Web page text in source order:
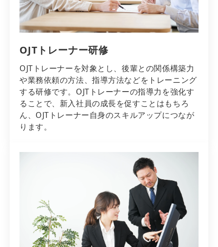
OJTトレーナー研修
OJTトレーナーを対象とし、後輩との関係構築力
や業務依頼の方法、指導方法などをトレーニング
する研修です。OJTトレーナーの指導力を強化す
ることで、新入社員の成長を促すことはもちろ
ん、OJTトレーナー自身のスキルアップにつなが
ります。